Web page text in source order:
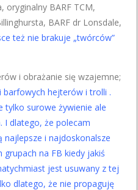
oryginalny BARF TCM,
BARF dr Lonsdale,
też nie brakuje „twórców”
i obrażanie się wzajemne;
barfowych hejterów i trolli .
tylko surowe żywienie ale
I dlatego, że polecam
najlepsze i najdoskonalsze
grupach na FB kiedy jakiś
jest usuwany z tej
dlatego, że nie propaguję